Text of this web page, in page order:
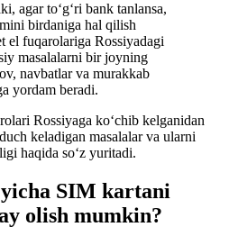
agar to‘g‘ri bank tanlansa,
birdaniga hal qilish
el fuqarolariga Rossiyadagi
masalalarni bir joyning
navbatlar va murakkab
yordam beradi.
Rossiyaga ko‘chib kelganidan
keladigan masalalar va ularni
haqida so‘z yuritadi.
SIM kartani
olish mumkin?